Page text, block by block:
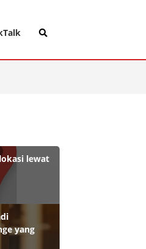
lewat
yang